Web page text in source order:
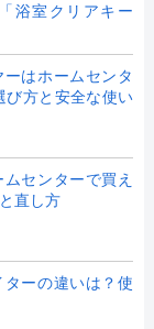
浴室クリアキー
はホームセンタ
び方と安全な使い
センターで買え
直し方
ーの違いは？使